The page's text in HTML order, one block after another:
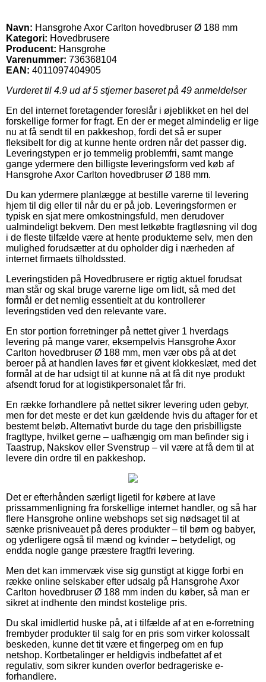
Navn: Hansgrohe Axor Carlton hovedbruser Ø 188 mm
Kategori: Hovedbrusere
Producent: Hansgrohe
Varenummer: 736368104
EAN: 4011097404905
Vurderet til 4.9 ud af 5 stjerner baseret på 49 anmeldelser
En del internet foretagender foreslår i øjeblikket en hel del
forskellige former for fragt. En der er meget almindelig er lige
nu at få sendt til en pakkeshop, fordi det så er super
fleksibelt for dig at kunne hente ordren når det passer dig.
Leveringstypen er jo temmelig problemfri, samt mange
gange ydermere den billigste leveringsform ved køb af
Hansgrohe Axor Carlton hovedbruser Ø 188 mm.
Du kan ydermere planlægge at bestille varerne til levering
hjem til dig eller til når du er på job. Leveringsformen er
typisk en sjat mere omkostningsfuld, men derudover
ualmindeligt bekvem. Den mest letkøbte fragtløsning vil dog
i de fleste tilfælde være at hente produkterne selv, men den
mulighed forudsætter at du opholder dig i nærheden af
internet firmaets tilholdssted.
Leveringstiden på Hovedbrusere er rigtig aktuel forudsat
man står og skal bruge varerne lige om lidt, så med det
formål er det nemlig essentielt at du kontrollerer
leveringstiden ved den relevante vare.
En stor portion forretninger på nettet giver 1 hverdags
levering på mange varer, eksempelvis Hansgrohe Axor
Carlton hovedbruser Ø 188 mm, men vær obs på at det
beroer på at handlen laves før et givent klokkeslæt, med det
formål at de har udsigt til at kunne nå at få dit nye produkt
afsendt forud for at logistikpersonalet får fri.
En række forhandlere på nettet sikrer levering uden gebyr,
men for det meste er det kun gældende hvis du aftager for et
bestemt beløb. Alternativt burde du tage den prisbilligste
fragttype, hvilket gerne – uafhængig om man befinder sig i
Taastrup, Nakskov eller Svenstrup – vil være at få dem til at
levere din ordre til en pakkeshop.
Det er efterhånden særligt ligetil for købere at lave
prissammenligning fra forskellige internet handler, og så har
flere Hansgrohe online webshops set sig nødsaget til at
sænke prisniveauet på deres produkter – til børn og babyer,
og yderligere også til mænd og kvinder – betydeligt, og
endda nogle gange præstere fragtfri levering.
Men det kan immervæk vise sig gunstigt at kigge forbi en
række online selskaber efter udsalg på Hansgrohe Axor
Carlton hovedbruser Ø 188 mm inden du køber, så man er
sikret at indhente den mindst kostelige pris.
Du skal imidlertid huske på, at i tilfælde af at en e-forretning
frembyder produkter til salg for en pris som virker kolossalt
beskeden, kunne det tit være et fingerpeg om en fup
netshop. Kortbetalinger er heldigvis indbefattet af et
regulativ, som sikrer kunden overfor bedrageriske e-
forhandlere.